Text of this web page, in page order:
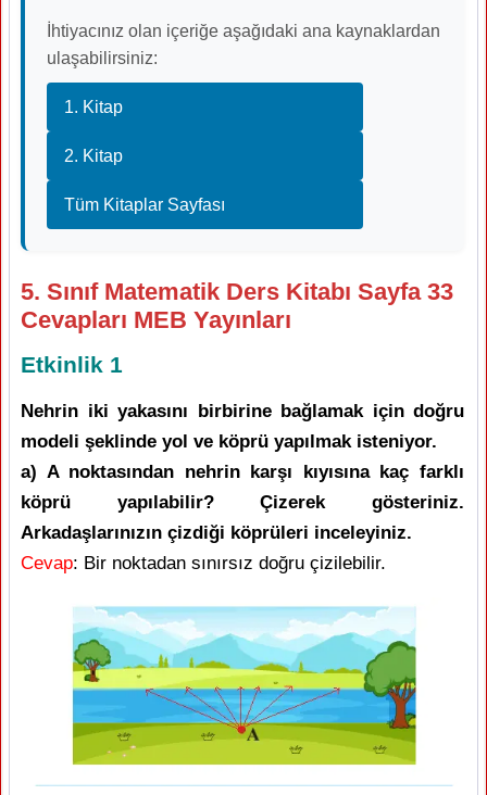
İhtiyacınız olan içeriğe aşağıdaki ana kaynaklardan
ulaşabilirsiniz:
1. Kitap
2. Kitap
Tüm Kitaplar Sayfası
5. Sınıf Matematik Ders Kitabı Sayfa 33
Cevapları MEB Yayınları
Etkinlik 1
Nehrin iki yakasını birbirine bağlamak için doğru
modeli şeklinde yol ve köprü yapılmak isteniyor.
a) A noktasından nehrin karşı kıyısına kaç farklı
köprü yapılabilir? Çizerek gösteriniz.
Arkadaşlarınızın çizdiği köprüleri inceleyiniz.
Cevap: Bir noktadan sınırsız doğru çizilebilir.